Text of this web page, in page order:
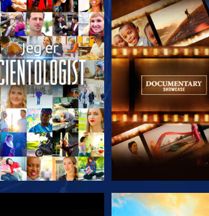
UTFORSK SERIEN UTFORSK SERIEN